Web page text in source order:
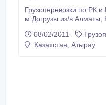
Грузоперевозки по РК
м.Догрузы из/в Алматы,
55-88.
08/02/2011
Казахстан, Атырау